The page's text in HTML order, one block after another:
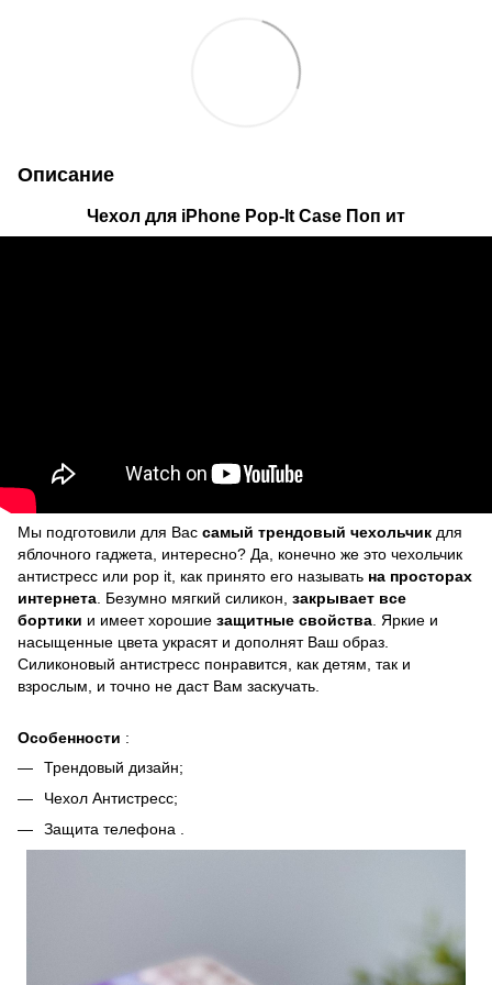
Описание
Чехол для iPhone Pop-It Case Поп ит
Мы подготовили для Вас самый трендовый чехольчик для
яблочного гаджета, интересно? Да, конечно же это чехольчик
антистресс или pop it, как принято его называть на просторах
интернета . Безумно мягкий силикон, закрывает все
бортики и имеет хорошие защитные свойства . Яркие и
насыщенные цвета украсят и дополнят Ваш образ.
Силиконовый антистресс понравится, как детям, так и
взрослым, и точно не даст Вам заскучать.
Особенности :
Трендовый дизайн;
Чехол Антистресс;
Защита телефона .